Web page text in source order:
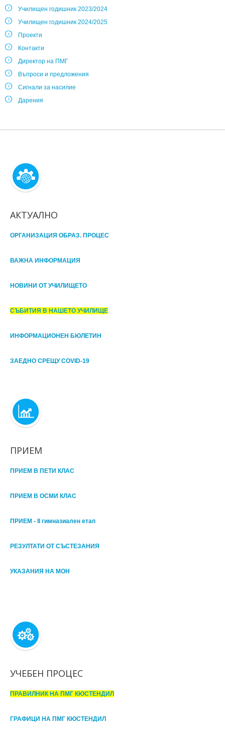
Училищен годишник 2023/2024
Училищен годишник 2024/2025
Проекти
Контакти
Директор на ПМГ
Въпроси и предложения
Сигнали за насилие
Дарения
АКТУАЛНО
ОРГАНИЗАЦИЯ ОБРАЗ. ПРОЦЕС
ВАЖНА ИНФОРМАЦИЯ
НОВИНИ ОТ УЧИЛИЩЕТО
СЪБИТИЯ В НАШЕТО УЧИЛИЩЕ
ИНФОРМАЦИОНЕН БЮЛЕТИН
ЗАЕДНО СРЕЩУ COVID-19
ПРИЕМ
ПРИЕМ В ПЕТИ КЛАС
ПРИЕМ В ОСМИ КЛАС
ПРИЕМ - II гимназиален етап
РЕЗУЛТАТИ ОТ СЪСТЕЗАНИЯ
УКАЗАНИЯ НА МОН
УЧЕБЕН ПРОЦЕС
ПРАВИЛНИК НА ПМГ КЮСТЕНДИЛ
ГРАФИЦИ НА ПМГ КЮСТЕНДИЛ